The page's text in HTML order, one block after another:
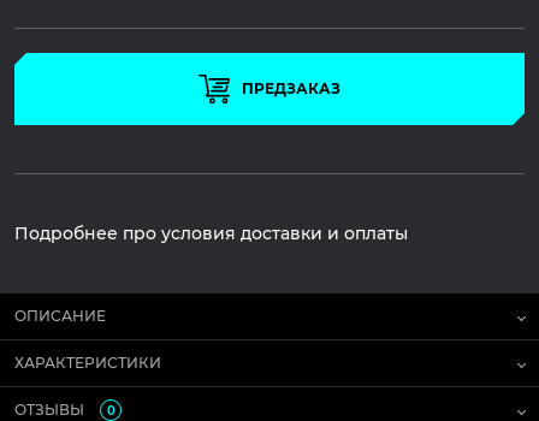
ПРЕДЗАКАЗ
Подробнее про условия доставки и оплаты
ОПИСАНИЕ
ХАРАКТЕРИСТИКИ
ОТЗЫВЫ 0